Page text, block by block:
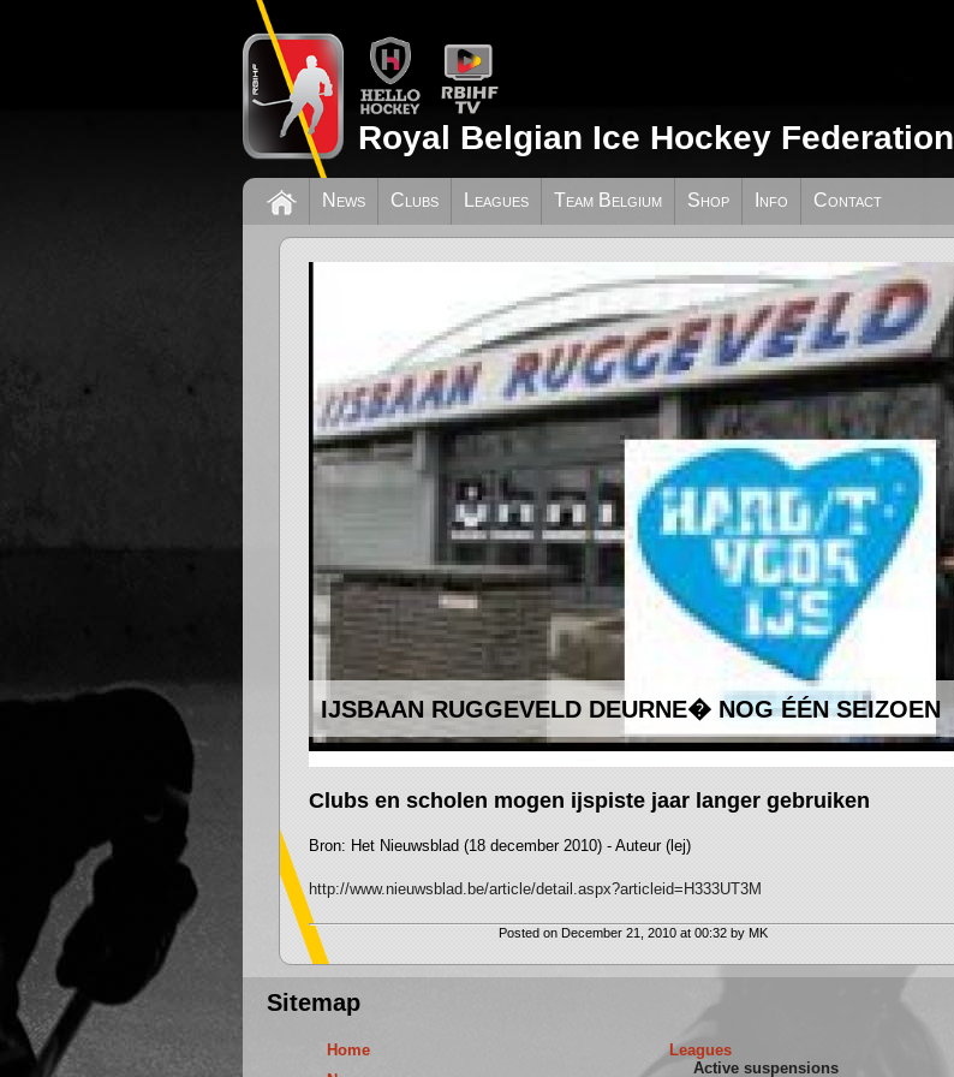
Royal Belgian Ice Hockey Federation
News Clubs Leagues Team Belgium Shop Info Contact
IJSBAAN RUGGEVELD DEURNE� NOG ÉÉN SEIZOEN
Clubs en scholen mogen ijspiste jaar langer gebruiken
Bron: Het Nieuwsblad (18 december 2010) - Auteur (lej)
http://www.nieuwsblad.be/article/detail.aspx?articleid=H333UT3M
Posted on December 21, 2010 at 00:32 by MK
Sitemap
Home
Leagues
Active suspensions